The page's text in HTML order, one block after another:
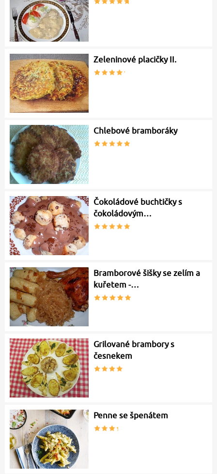
Zeleninové placičky II.
Chlebové bramboráky
Čokoládové buchtičky s
čokoládovým…
Bramborové šišky se zelím a
kuřetem -…
Grilované brambory s
česnekem
Penne se špenátem